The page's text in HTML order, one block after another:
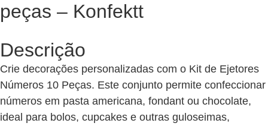
peças – Konfektt
Descrição
Crie decorações personalizadas com o Kit de Ejetores
Números 10 Peças. Este conjunto permite confeccionar
números em pasta americana, fondant ou chocolate,
ideal para bolos, cupcakes e outras guloseimas,